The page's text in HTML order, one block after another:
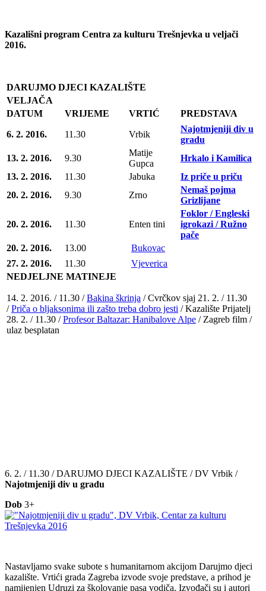
Kazališni program Centra za kulturu Trešnjevka u veljači
2016.
DARUJMO DJECI KAZALIŠTE
VELJAČA
DATUM
VRIJEME VRTIĆ PREDSTAVA
6. 2. 2016. 11.30 Vrbik
Najotmjeniji div u
gradu
13. 2. 2016.
9.30
Matije
Gupca
Hrkalo i Kamilica
13. 2. 2016.
11.30 Jabuka
Iz priče u priču
20. 2. 2016.
9.30 Zrno
Nemaš pojma
Grizlijane
20. 2. 2016. 11.30 Enten tini
Foklor / Engleski
igrokazi / Ružno
pače
20. 2. 2016.
13.00
Bukovac
27. 2. 2016.
11.30
Vjeverica
NEDJELJNE MATINEJE
14. 2. 2016. / 11.30 /Bakina škrinja / Cvrčkov sjaj 21. 2. / 11.30
/Priča o bljaksonima ili zašto treba dobro jesti / Kazalište Prijatelj
28. 2. / 11.30 /Profesor Baltazar: Hanibalove Alpe / Zagreb film /
ulaz besplatan
6. 2. / 11.30 / DARUJMO DJECI KAZALIŠTE / DV Vrbik /
Najotmjeniji div u gradu
Dob 3+
Nastavljamo svake subote s humanitarnom akcijom Darujmo djeci
kazalište. Vrtići grada Zagreba izvode svoje predstave, a prihod je
namijenjen Udruzi za školovanje pasa vodiča. Izvođači su i autori